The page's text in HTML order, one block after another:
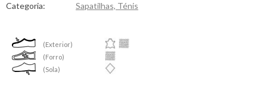
Categoria: Sapatilhas, Ténis
(Exterior)
(Forro)
(Sola)